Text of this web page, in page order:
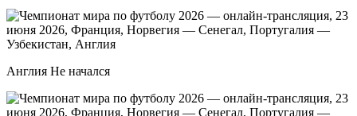
Англия Не начался